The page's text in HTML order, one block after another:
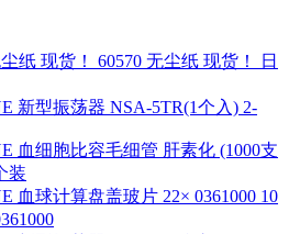
纸 现货！ 60570 无尘纸 现货！ 日
新型振荡器 NSA-5TR(1个入) 2-
血细胞比容毛细管 肝素化 (1000支
装
血球计算盘盖玻片 22× 0361000 10